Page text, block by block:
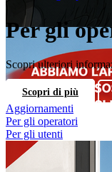
Per gli
Scopri ulteriori
Scopri di più
Aggiornamenti
Per gli operatori
Per gli utenti